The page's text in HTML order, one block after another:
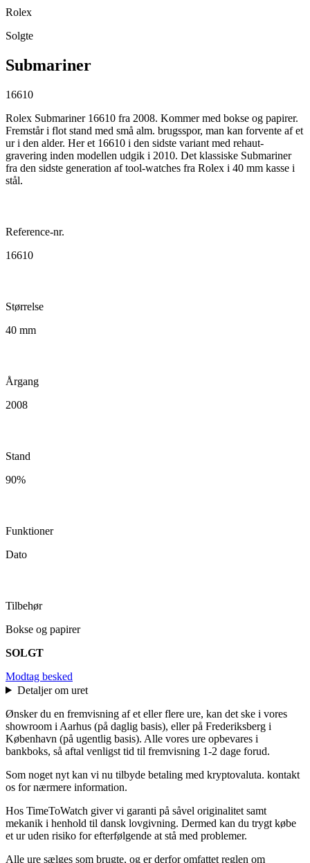
Rolex
Solgte
Submariner
16610
Rolex Submariner 16610 fra 2008. Kommer med bokse og papirer.
Fremstår i flot stand med små alm. brugsspor, man kan forvente af et
ur i den alder. Her et 16610 i den sidste variant med rehaut-
gravering inden modellen udgik i 2010. Det klassiske Submariner
fra den sidste generation af tool-watches fra Rolex i 40 mm kasse i
stål.
Reference-nr.
16610
Størrelse
40 mm
Årgang
2008
Stand
90%
Funktioner
Dato
Tilbehør
Bokse og papirer
SOLGT
Modtag besked
Detaljer om uret
Ønsker du en fremvisning af et eller flere ure, kan det ske i vores
showroom i Aarhus (på daglig basis), eller på Frederiksberg i
København (på ugentlig basis). Alle vores ure opbevares i
bankboks, så aftal venligst tid til fremvisning 1-2 dage forud.
Som noget nyt kan vi nu tilbyde betaling med kryptovaluta. kontakt
os for nærmere information.
Hos TimeToWatch giver vi garanti på såvel originalitet samt
mekanik i henhold til dansk lovgivning. Dermed kan du trygt købe
et ur uden risiko for efterfølgende at stå med problemer.
Alle ure sælges som brugte, og er derfor omfattet reglen om